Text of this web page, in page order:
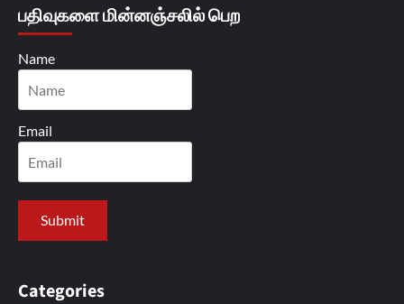
பதிவுகளை மின்னஞ்சலில் பெற
Name
Email
Categories